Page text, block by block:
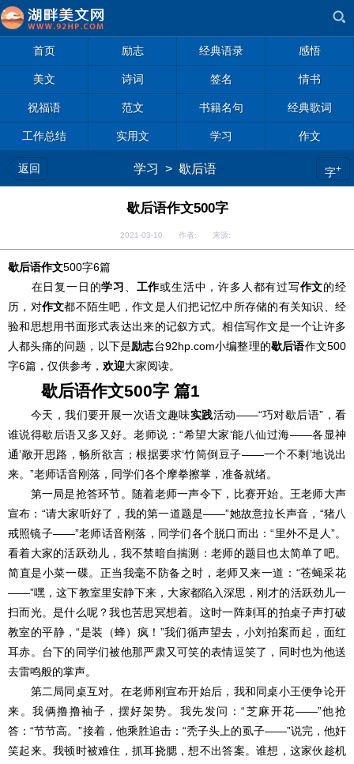
首页 励志 经典语录 感悟
美文 诗词 签名 情书
祝福语 范文 书籍名句 经典歌词
工作总结 实用文 学习 作文
返回 学习 > 歇后语 字+
歇后语作文500字
2021-03-10 作者: 来源:
歇后语作文500字6篇
在日复一日的学习 工作或生活中，许多人都有过写作文的经
历，对作文都不陌生吧，作文是人们把记忆中所存储的有关知识、经
验和思想用书面形式表达出来的记叙方式。相信写作文是一个让许多
人都头痛的问题，以下是励志台92hp.com小编整理的歇后语作文500
字6篇，仅供参考， 欢迎大家阅读。
歇后语作文500字 篇1
今天，我们要开展一次语文趣味实践活动――“巧对歇后语”，看
谁说得歇后语又多又好。老师说：“希望大家‘能八仙过海――各显神
通’敞开思路，畅所欲言；根据要求‘竹筒倒豆子――一个不剩’地说出
来。”老师话音刚落，同学们各个摩拳擦掌，准备就绪。
第一局是抢答环节。随着老师一声令下，比赛开始。王老师大声
宣布：“请大家听好了，我的第一道题是――”她故意拉长声音，“猪八
戒照镜子――”老师话音刚落，同学们各个脱口而出：“里外不是人”。
看着大家的活跃劲儿，我不禁暗自揣测：老师的题目也太简单了吧。
简直是小菜一碟。正当我毫不防备之时，老师又来一道：“苍蝇采花
――”嘿，这下教室里安静下来，大家都陷入深思，刚才的活跃劲儿一
扫而光。是什么呢？我也苦思冥想着。这时一阵刺耳的拍桌子声打破
教室的平静，“是装（蜂）疯！”我们循声望去，小刘拍案而起，面红
耳赤。台下的同学们被他那严肃又可笑的表情逗笑了，同时也为他送
去雷鸣般的掌声。
第二局同桌互对。在老师刚宣布开始后，我和同桌小王便争论开
来。我俩撸撸袖子，摆好架势。我先发问：“芝麻开花――”他抢
答：“节节高。”接着，他乘胜追击：“秃子头上的虱子――”说完，他奸
笑起来。我顿时被难住，抓耳挠腮，想不出答案。谁想，这家伙趁机